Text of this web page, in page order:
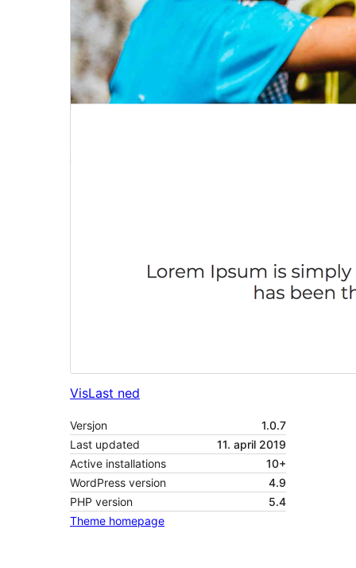
VisLast ned
Versjon
1.0.7
Last updated
11. april 2019
Active installations
10+
WordPress version
4.9
PHP version
5.4
Theme homepage